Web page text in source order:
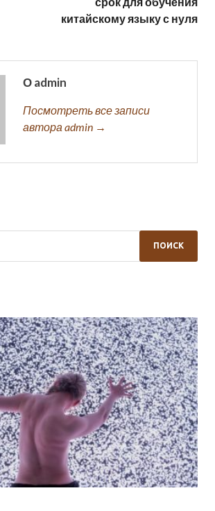
китайскому языку с нуля
О admin
Посмотреть все записи
автора admin →